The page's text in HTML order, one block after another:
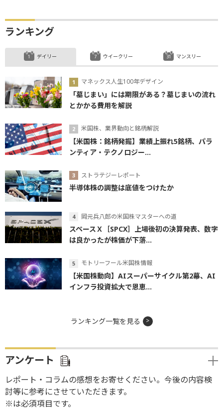
ランキング
デイリー
マネックス人生100年デザイン
「墓じまい」には期限がある？墓じまいの流れ
とかかる費用を解説
米国株、業界動向と銘柄解説
【米国株：銘柄発掘】業績上振れ5銘柄、パラ
ンティア・テクノロジー...
ストラテジーレポート
半導体株の調整は底値をつけたか
岡元兵八郎の米国株マスターへの道
スペースＸ［SPCX］上場後初の決算発表、数字
は良かったが株価が下落...
モトリーフール米国株情報
【米国株動向】AIスーパーサイクル第2幕、AI
インフラ投資拡大で恩恵...
ウイークリー マンスリー
ランキング一覧を見る
アンケート
レポート・コラムの感想をお寄せください。今後の内容検
討等に参考にさせていただきます。
※は必須項目です。